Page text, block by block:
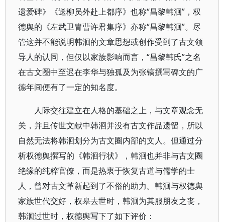
遗爱碑》《送柳员外赴上都序》也称“昌黎韩洄”，权
德舆的《左武卫胄曹许君集序》亦称“昌黎韩洄”。尽
管这并不能说明韩洄的文章思想或创作受到了古文领
导人的认同，但仅以家族影响而言，“昌黎韩氏”之名
在古文圈中至迟在李华与独孤及为张镐撰写碑文的广
德年间便有了一定的知名度。
人际交往建立在人格的基础之上，与文章观念无
关，并且传世文献中韩洄并没有古文作品遗留，所以
自然无法将韩洄划分为古文圈内部的文人。但通过分
析权德舆撰写的《韩洄行状》，韩洄也并非与古文圈
绝缘的纯粹官僚，而是热衷于恢复古道与儒学的士
人，曾对古文革新起到了不俗的助力。韩洄与权德舆
家族世代交好，权皋去世时，韩洄为其服朋友之丧，
韩洄过世时，权德舆写下了如下评价：